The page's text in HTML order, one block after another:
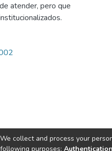
atender, pero que
We collect and process your
following purposes: